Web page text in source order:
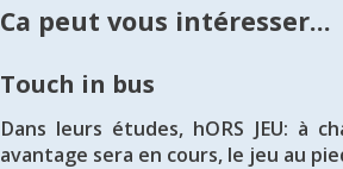
Ca peut vous intéresser...
Touch in bus
Dans leurs études, hORS JEU: à
avantage sera en cours, le jeu au